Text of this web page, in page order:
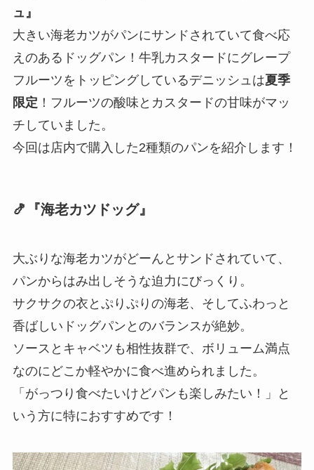
ュ』
大きい海老カツがパンにサンドされていて食べ応
えのあるドッグパン！牛乳カスタードにグレープ
フルーツをトッピングしているデニッシュは夏季
限定 ！フルーツの酸味とカスタードの甘味がマッ
チしていました。
今回は店内で購入した2種類のパンを紹介します！
🍤 『海老カツドッグ』
大ぶりな海老カツがどーんとサンドされていて、
パンからはみ出しそうな迫力にびっくり。
サクサクの衣とぷりぷりの海老、そしてふわっと
香ばしいドッグパンとのバランスが絶妙。
ソースとキャベツも相性抜群で、ボリューム満点
なのにどこか軽やかに食べ進められました。
「がっつり食べたいけどパンも楽しみたい！」と
いう方に特におすすめです！